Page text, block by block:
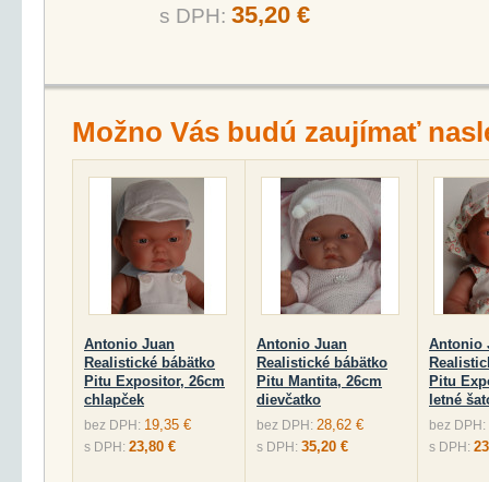
s DPH: 35,20 €
Možno Vás budú zaujímať
Antonio Juan
Realistické bábätko
Pitu Expositor, 26cm
chlapček
bez DPH: 19,35 €
s DPH: 23,80 €
Antonio Juan
Realistické bábätko
Pitu Mantita, 26cm
dievčatko
bez DPH: 28,62 €
s DPH: 35,20 €
Antonio
Pitu
letné
bez DPH:
s DPH: